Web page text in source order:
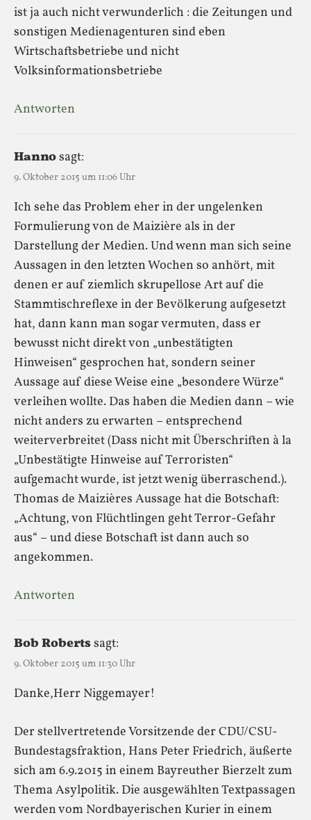
ist ja auch nicht verwunderlich : die Zeitungen und
sonstigen Medienagenturen sind eben
Wirtschaftsbetriebe und nicht
Volksinformationsbetriebe
Antworten
Hannosagt:
9. Oktober 2015 um 11:06 Uhr
Ich sehe das Problem eher in der ungelenken
Formulierung von de Maizière als in der
Darstellung der Medien. Und wenn man sich seine
Aussagen in den letzten Wochen so anhört, mit
denen er auf ziemlich skrupellose Art auf die
Stammtischreflexe in der Bevölkerung aufgesetzt
hat, dann kann man sogar vermuten, dass er
bewusst nicht direkt von „unbestätigten
Hinweisen“ gesprochen hat, sondern seiner
Aussage auf diese Weise eine „besondere Würze“
verleihen wollte. Das haben die Medien dann – wie
nicht anders zu erwarten – entsprechend
weiterverbreitet (Dass nicht mit Überschriften à la
„Unbestätigte Hinweise auf Terroristen“
aufgemacht wurde, ist jetzt wenig überraschend.).
Thomas de Maizières Aussage hat die Botschaft:
„Achtung, von Flüchtlingen geht Terror-Gefahr
aus“ – und diese Botschaft ist dann auch so
angekommen.
Antworten
Bob Robertssagt:
9. Oktober 2015 um 11:30 Uhr
Danke,Herr Niggemayer!
Der stellvertretende Vorsitzende der CDU/CSU-
Bundestagsfraktion, Hans Peter Friedrich, äußerte
sich am 6.9.2015 in einem Bayreuther Bierzelt zum
Thema Asylpolitik. Die ausgewählten Textpassagen
werden vom Nordbayerischen Kurier in einem